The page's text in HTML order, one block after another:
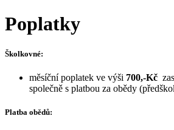
Poplatky
Školkovné:
měsíční poplatek ve výši 700,-Kč
společně s platbou za obědy
Platba obědů: